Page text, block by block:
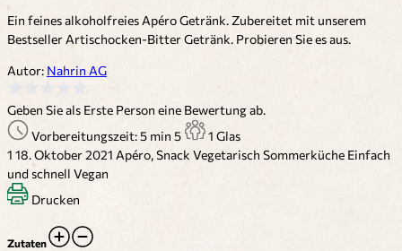
Ein feines alkoholfreies Apéro Getränk. Zubereitet mit unserem
Bestseller Artischocken-Bitter Getränk. Probieren Sie es aus.
Autor: Nahrin AG
Geben Sie als Erste Person eine Bewertung ab.
Vorbereitungszeit: 5 min 5
1 Glas
1 18. Oktober 2021 Apéro, Snack Vegetarisch Sommerküche Einfach
und schnell Vegan
Drucken
Zutaten